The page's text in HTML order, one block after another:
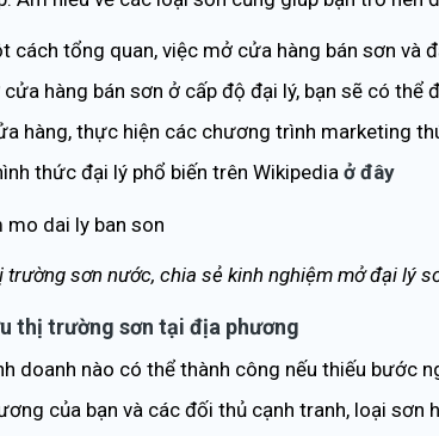
cách tổng quan, việc mở cửa hàng bán sơn và
cửa hàng bán sơn ở cấp độ đại lý, bạn sẽ có
hàng, thực hiện các chương trình marketing
thức đại lý phổ biến trên Wikipedia ở đây
trường sơn nước, chia sẻ kinh nghiệm mở đại lý
thị trường sơn tại địa phương
doanh nào có thể thành công nếu thiếu bước
của bạn và các đối thủ cạnh tranh, loại